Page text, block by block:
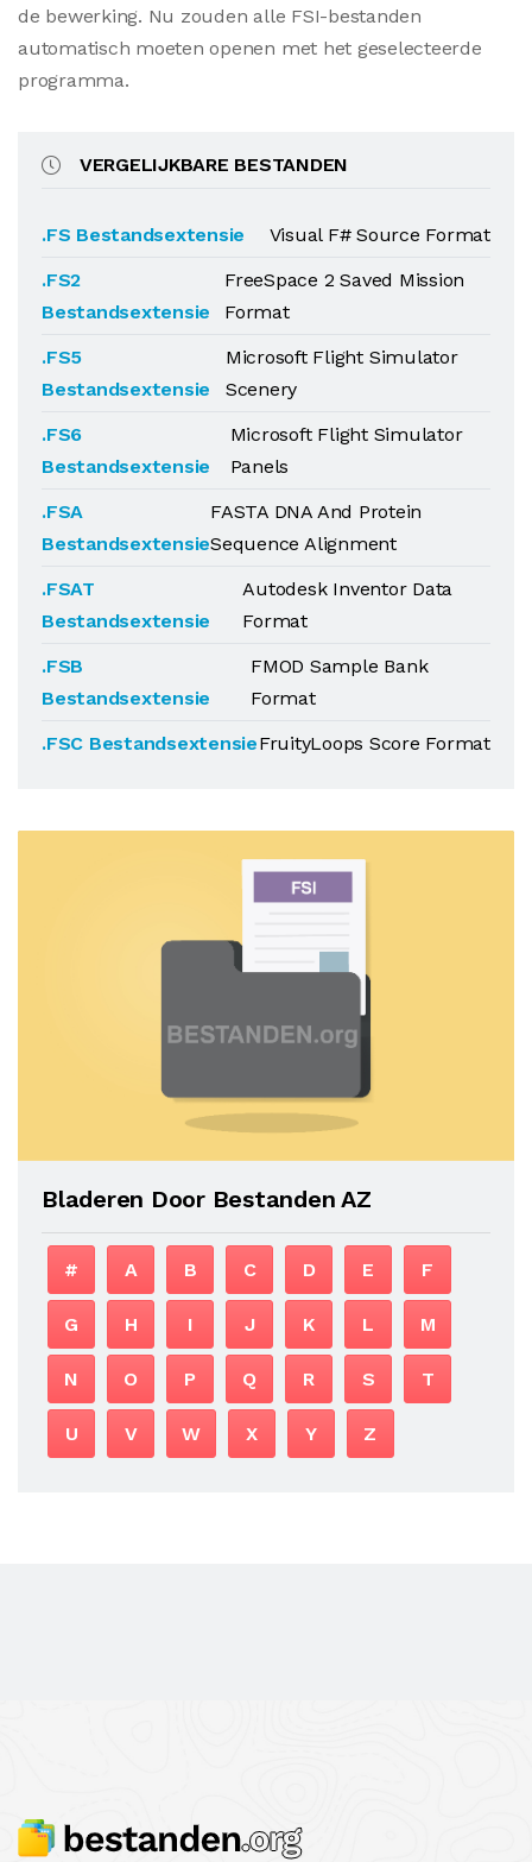
de bewerking. Nu zouden alle FSI-bestanden
automatisch moeten openen met het geselecteerde
programma.
VERGELIJKBARE BESTANDEN
.FS Bestandsextensie
Visual F# Source Format
.FS2
Bestandsextensie
FreeSpace 2 Saved Mission
Format
.FS5
Bestandsextensie
Microsoft Flight Simulator
Scenery
.FS6
Bestandsextensie
Microsoft Flight Simulator
Panels
.FSA
Bestandsextensie
FASTA DNA And Protein
Sequence Alignment
.FSAT
Bestandsextensie
Autodesk Inventor Data
Format
.FSB
Bestandsextensie
FMOD Sample Bank
Format
.FSC BestandsextensieFruityLoops Score Format
Bladeren Door Bestanden AZ
# A B C D E F
G H I J K L M
N O P Q R S T
U V W X Y Z